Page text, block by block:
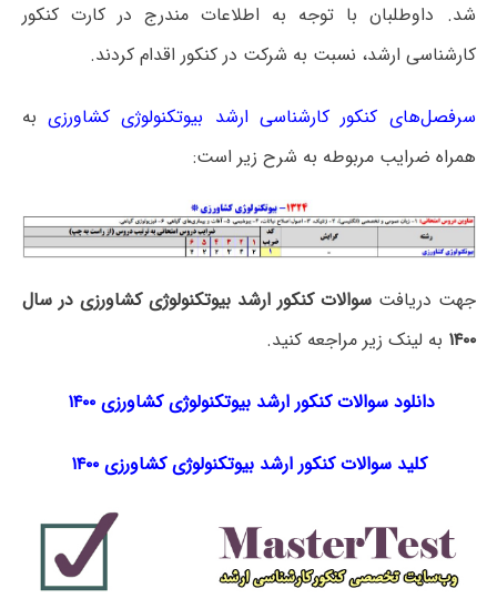
شد. داوطلبان با توجه به اطلاعات مندرج در کارت کنکور
کارشناسی ارشد، نسبت به شرکت در کنکور اقدام کردند.
سرفصل‌های کنکور کارشناسی ارشد بیوتکنولوژی کشاورزی به
همراه ضرایب مربوطه به شرح زیر است:
جهت دریافتسوالات کنکور ارشد بیوتکنولوژی کشاورزی در سال
۱۴۰۰ به لینک زیر مراجعه کنید.
دانلود سوالات کنکور ارشد بیوتکنولوژی کشاورزی ۱۴۰۰
کلید سوالات کنکور ارشد بیوتکنولوژی کشاورزی ۱۴۰۰